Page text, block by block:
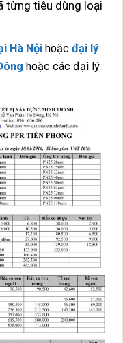
từng tiêu dùng loại
Hà Nộihoặc đại lý
hoặc các đại lý